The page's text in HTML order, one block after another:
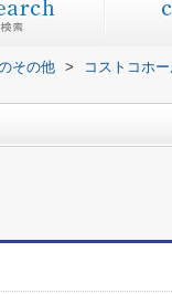
その他 > コストコホ